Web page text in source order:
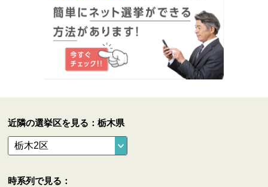
近隣の選挙区を見る：栃木県
時系列で見る：